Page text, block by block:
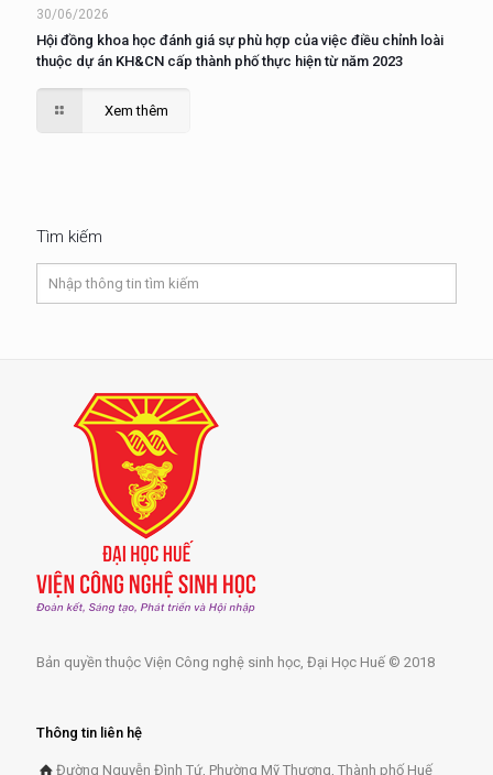
30/06/2026
Hội đồng khoa học đánh giá sự phù hợp của việc điều chỉnh loài
thuộc dự án KH&CN cấp thành phố thực hiện từ năm 2023
Xem thêm
Tìm kiếm
Bản quyền thuộc Viện Công nghệ sinh học, Đại Học Huế © 2018
Thông tin liên hệ
Đường Nguyễn Đình Tứ, Phường Mỹ Thượng, Thành phố Huế